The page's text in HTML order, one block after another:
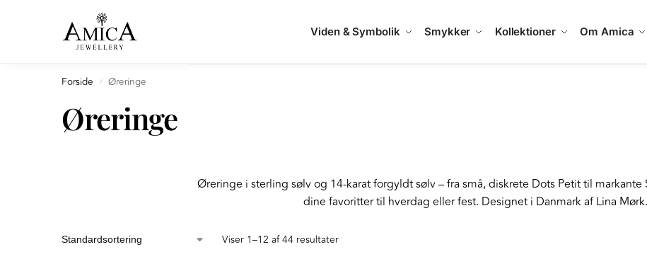
Viden & Symbolik Smykker Kollektioner Om Amica
Forside / Øreringe
Øreringe
Øreringe i sterling sølv og 14-karat forgyldt sølv – fra små, diskrete Dots Petit til
dine favoritter til hverdag eller fest. Designet i Danmark af Lina Mørk.
Viser 1–12 af 44 resultater